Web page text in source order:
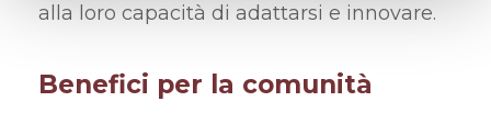
alla loro capacità di adattarsi e innovare.
Benefici per la comunità